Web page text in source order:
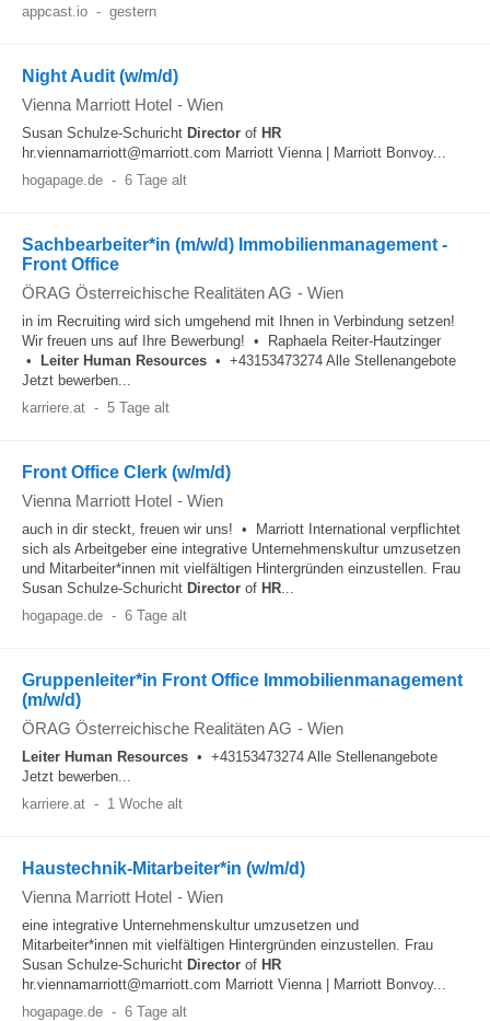
appcast.io - gestern
Night Audit (w/m/d)
Vienna Marriott Hotel - Wien
Susan Schulze-Schuricht Director of HR
hr.viennamarriott@marriott.com Marriott Vienna | Marriott Bonvoy...
hogapage.de - 6 Tage alt
Sachbearbeiter*in (m/w/d) Immobilienmanagement -
Front Office
ÖRAG Österreichische Realitäten AG - Wien
in im Recruiting wird sich umgehend mit Ihnen in Verbindung setzen!
Wir freuen uns auf Ihre Bewerbung! • Raphaela Reiter-Hautzinger
•
Leiter Human Resources • +43153473274 Alle Stellenangebote
Jetzt bewerben...
karriere.at - 5 Tage alt
Front Office Clerk (w/m/d)
Vienna Marriott Hotel - Wien
auch in dir steckt, freuen wir uns! • Marriott International verpflichtet
sich als Arbeitgeber eine integrative Unternehmenskultur umzusetzen
und Mitarbeiter*innen mit vielfältigen Hintergründen einzustellen. Frau
Susan Schulze-Schuricht Director of HR...
hogapage.de - 6 Tage alt
Gruppenleiter*in Front Office Immobilienmanagement
(m/w/d)
ÖRAG Österreichische Realitäten AG - Wien
Leiter Human Resources • +43153473274 Alle Stellenangebote
Jetzt bewerben...
karriere.at - 1 Woche alt
Haustechnik-Mitarbeiter*in (w/m/d)
Vienna Marriott Hotel - Wien
eine integrative Unternehmenskultur umzusetzen und
Mitarbeiter*innen mit vielfältigen Hintergründen einzustellen. Frau
Susan Schulze-Schuricht Director of HR
hr.viennamarriott@marriott.com Marriott Vienna | Marriott Bonvoy...
hogapage.de - 6 Tage alt